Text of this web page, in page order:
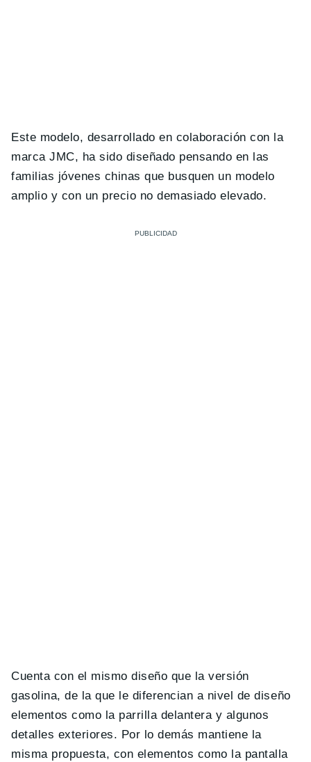
Este modelo, desarrollado en colaboración con la
marca JMC, ha sido diseñado pensando en las
familias jóvenes chinas que busquen un modelo
amplio y con un precio no demasiado elevado.
Cuenta con el mismo diseño que la versión
gasolina, de la que le diferencian a nivel de diseño
elementos como la parrilla delantera y algunos
detalles exteriores. Por lo demás mantiene la
misma propuesta, con elementos como la pantalla